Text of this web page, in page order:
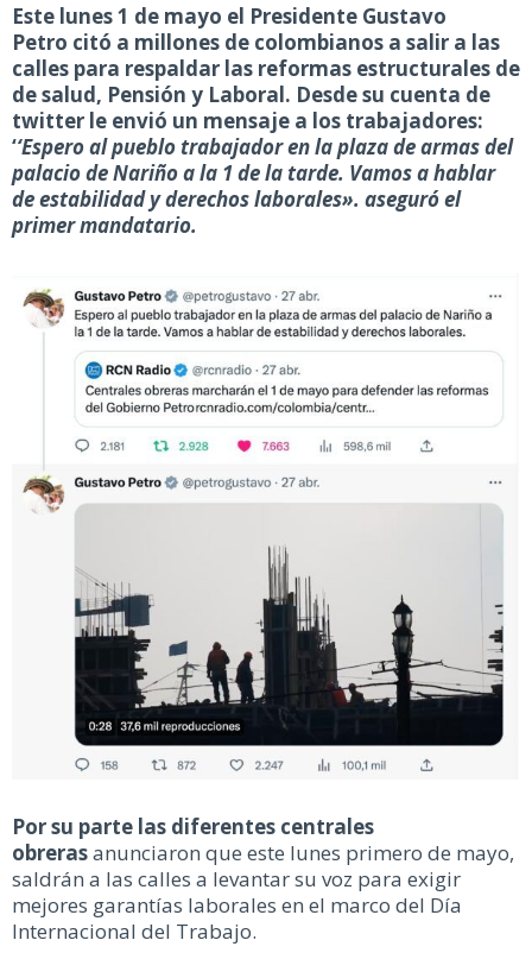
Este lunes 1 de mayo el Presidente Gustavo
Petro citó a millones de colombianos a salir a las
calles para respaldar las reformas estructurales de
de salud, Pensión y Laboral. Desde su cuenta de
twitter le envió un mensaje a los trabajadores:
‘‘Espero al pueblo trabajador en la plaza de armas del
palacio de Nariño a la 1 de la tarde. Vamos a hablar
de estabilidad y derechos laborales». aseguró el
primer mandatario.
Por su parte las diferentes centrales
obrerasanunciaron que este lunes primero de mayo,
saldrán a las calles a levantar su voz para exigir
mejores garantías laborales en el marco del Día
Internacional del Trabajo.